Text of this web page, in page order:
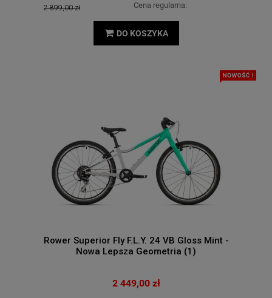
Cena regularna:
2 899,00 zł
DO KOSZYKA
Rower Superior Fly F.L.Y. 24 VB Gloss Mint -
Nowa Lepsza Geometria (1)
2 449,00 zł